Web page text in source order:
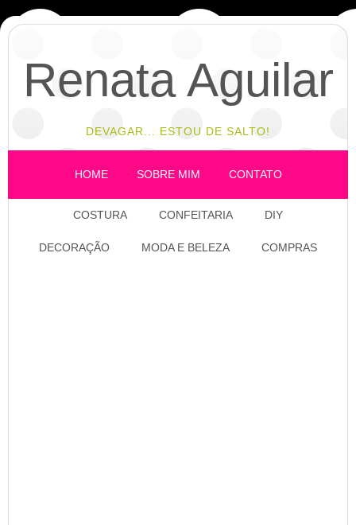
Renata Aguilar
DEVAGAR... ESTOU DE SALTO!
HOME SOBRE MIM CONTATO
COSTURA CONFEITARIA DIY
DECORAÇÃO MODA E BELEZA COMPRAS